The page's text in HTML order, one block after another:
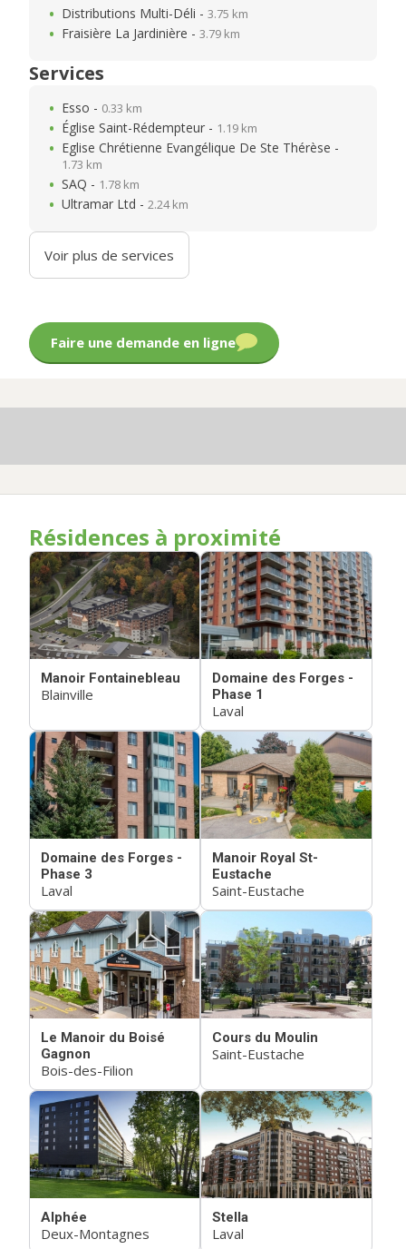
Distributions Multi-Déli - 3.75 km
Fraisière La Jardinière - 3.79 km
Services
Esso - 0.33 km
Église Saint-Rédempteur - 1.19 km
Eglise Chrétienne Evangélique De Ste Thérèse -
1.73 km
SAQ - 1.78 km
Ultramar Ltd - 2.24 km
Voir plus de services
Faire une demande en ligne
Résidences à proximité
Manoir Fontainebleau
Blainville
Domaine des Forges -
Phase 1
Laval
Domaine des Forges -
Phase 3
Laval
Manoir Royal St-
Eustache
Saint-Eustache
Le Manoir du Boisé
Gagnon
Bois-des-Filion
Cours du Moulin
Saint-Eustache
Alphée
Deux-Montagnes
Stella
Laval